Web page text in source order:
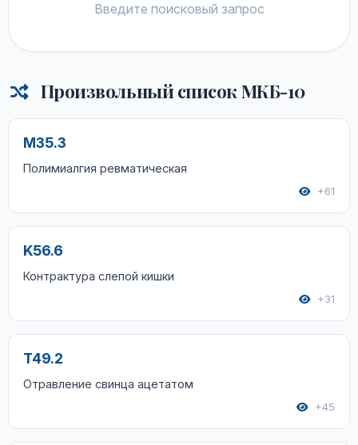
Введите поисковый запрос
Произвольный список МКБ-10
M35.3
Полимиалгия ревматическая
+61
K56.6
Контрактура слепой кишки
+31
T49.2
Отравление свинца ацетатом
+45